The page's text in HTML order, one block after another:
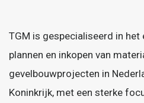
TGM is gespecialiseerd in het
plannen en inkopen van
gevelbouwprojecten in
Koninkrijk, met een sterke